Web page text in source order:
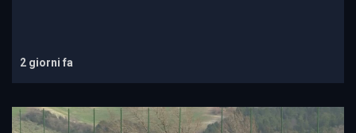
2 giorni fa